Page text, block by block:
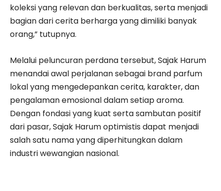
koleksi yang relevan dan berkualitas, serta menjadi
bagian dari cerita berharga yang dimiliki banyak
orang,” tutupnya.
Melalui peluncuran perdana tersebut, Sajak Harum
menandai awal perjalanan sebagai brand parfum
lokal yang mengedepankan cerita, karakter, dan
pengalaman emosional dalam setiap aroma.
Dengan fondasi yang kuat serta sambutan positif
dari pasar, Sajak Harum optimistis dapat menjadi
salah satu nama yang diperhitungkan dalam
industri wewangian nasional.